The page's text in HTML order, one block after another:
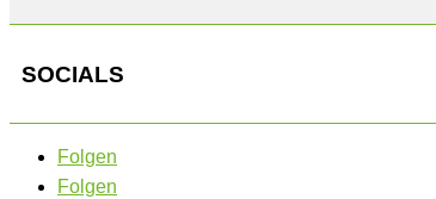
SOCIALS
Folgen
Folgen